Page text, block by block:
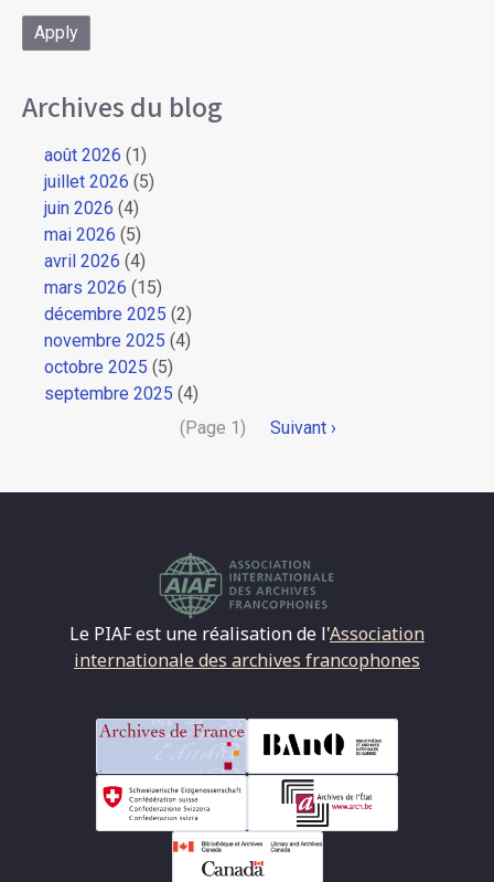
Archives du blog
août 2026 (1)
juillet 2026 (5)
juin 2026 (4)
mai 2026 (5)
avril 2026 (4)
mars 2026 (15)
décembre 2025 (2)
novembre 2025 (4)
octobre 2025 (5)
septembre 2025 (4)
(Page 1)
Page
Suivant ›
Le PIAF est une réalisation de l'Association
internationale des archives francophones